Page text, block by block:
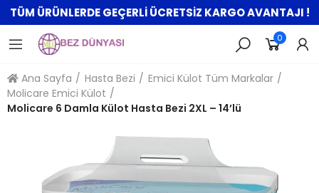
TÜM ÜRÜNLERDE GEÇERLİ ÜCRETSİZ KARGO AVANTAJI !
0
Ana Sayfa Hasta Bezi
Emici Külot Tüm Markalar
Molicare Emici Külot
Molicare 6 Damla Külot Hasta Bezi 2XL – 14’lü